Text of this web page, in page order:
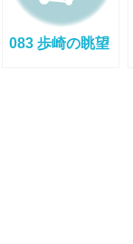
083 歩崎の眺望